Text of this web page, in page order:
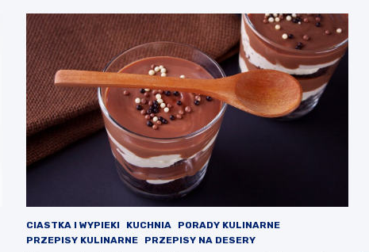
CIASTKA I WYPIEKI KUCHNIA
PORADY KULINARNE
PRZEPISY KULINARNE
PRZEPISY NA DESERY